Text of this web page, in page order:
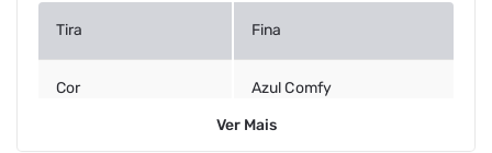
Tira Fina
Cor Azul Comfy
Ver Mais